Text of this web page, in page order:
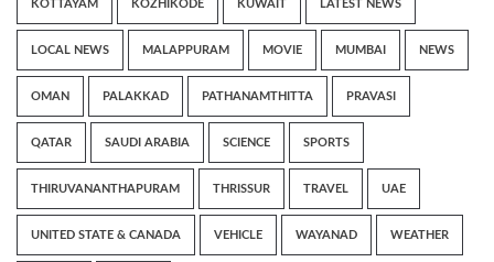
KOTTAYAM KOZHIKODE KUWAIT LATEST NEWS
LOCAL NEWS MALAPPURAM MOVIE MUMBAI NEWS
OMAN PALAKKAD PATHANAMTHITTA PRAVASI
QATAR SAUDI ARABIA SCIENCE SPORTS
THIRUVANANTHAPURAM THRISSUR TRAVEL UAE
UNITED STATE & CANADA VEHICLE WAYANAD WEATHER